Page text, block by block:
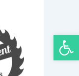
Ouvrir